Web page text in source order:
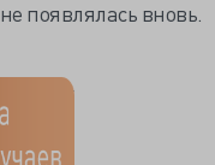
появлялась вновь.